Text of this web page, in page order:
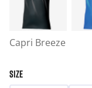
Capri Breeze
SIZE